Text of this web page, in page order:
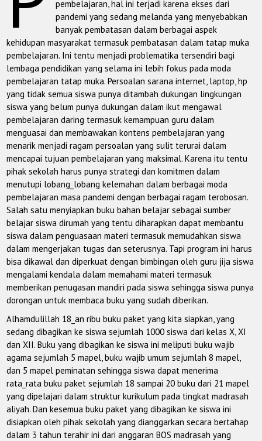
pembelajaran, hal ini terjadi karena ekses dari
pandemi yang sedang melanda yang menyebabkan
banyak pembatasan dalam berbagai aspek
kehidupan masyarakat termasuk pembatasan dalam tatap muka
pembelajaran. Ini tentu menjadi problematika tersendiri bagi
lembaga pendidikan yang selama ini lebih fokus pada moda
pembelajaran tatap muka. Persoalan sarana internet, laptop, hp
yang tidak semua siswa punya ditambah dukungan lingkungan
siswa yang belum punya dukungan dalam ikut mengawal
pembelajaran daring termasuk kemampuan guru dalam
menguasai dan membawakan kontens pembelajaran yang
menarik menjadi ragam persoalan yang sulit terurai dalam
mencapai tujuan pembelajaran yang maksimal. Karena itu tentu
pihak sekolah harus punya strategi dan komitmen dalam
menutupi lobang_lobang kelemahan dalam berbagai moda
pembelajaran masa pandemi dengan berbagai ragam terobosan.
Salah satu menyiapkan buku bahan belajar sebagai sumber
belajar siswa dirumah yang tentu diharapkan dapat membantu
siswa dalam penguasaan materi termasuk memudahkan siswa
dalam mengerjakan tugas dan seterusnya. Tapi program ini harus
bisa dikawal dan diperkuat dengan bimbingan oleh guru jija siswa
mengalami kendala dalam memahami materi termasuk
memberikan penugasan mandiri pada siswa sehingga siswa punya
dorongan untuk membaca buku yang sudah diberikan.
Alhamdulillah 18_an ribu buku paket yang kita siapkan, yang
sedang dibagikan ke siswa sejumlah 1000 siswa dari kelas X, XI
dan XII. Buku yang dibagikan ke siswa ini meliputi buku wajib
agama sejumlah 5 mapel, buku wajib umum sejumlah 8 mapel,
dan 5 mapel peminatan sehingga siswa dapat menerima
rata_rata buku paket sejumlah 18 sampai 20 buku dari 21 mapel
yang dipelajari dalam struktur kurikulum pada tingkat madrasah
aliyah. Dan kesemua buku paket yang dibagikan ke siswa ini
disiapkan oleh pihak sekolah yang dianggarkan secara bertahap
dalam 3 tahun terahir ini dari anggaran BOS madrasah yang